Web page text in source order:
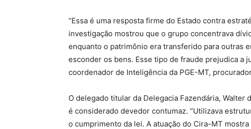
“Essa é uma resposta firme do Estado contra
investigação mostrou que o grupo concentrava
enquanto o patrimônio era transferido para outras
esconder os bens. Esse tipo de fraude prejudica a
coordenador de Inteligência da PGE-MT,
O delegado titular da Delegacia Fazendária,
é considerado devedor contumaz. “Utilizava
o cumprimento da lei. A atuação do Cira-MT